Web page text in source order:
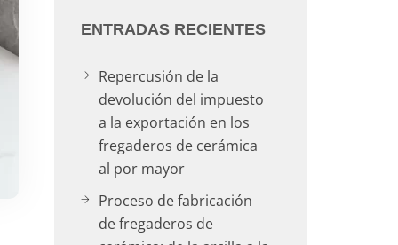
ENTRADAS RECIENTES
Repercusión de la
devolución del impuesto
a la exportación en los
fregaderos de cerámica
al por mayor
Proceso de fabricación
de fregaderos de